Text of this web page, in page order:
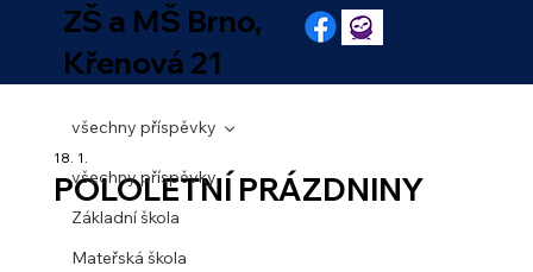
ZŠ a MŠ Brno,
Křenová 21
všechny příspěvky
Základní škola
Mateřská škola
všechny příspěvky
POLOLETNÍ PRÁZDNINY
18. 1.